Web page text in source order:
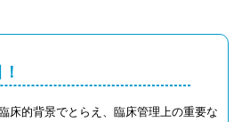
床的背景でとらえ、臨床管理上の重要な